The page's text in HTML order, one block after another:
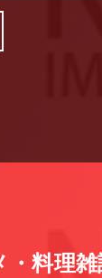
・料理